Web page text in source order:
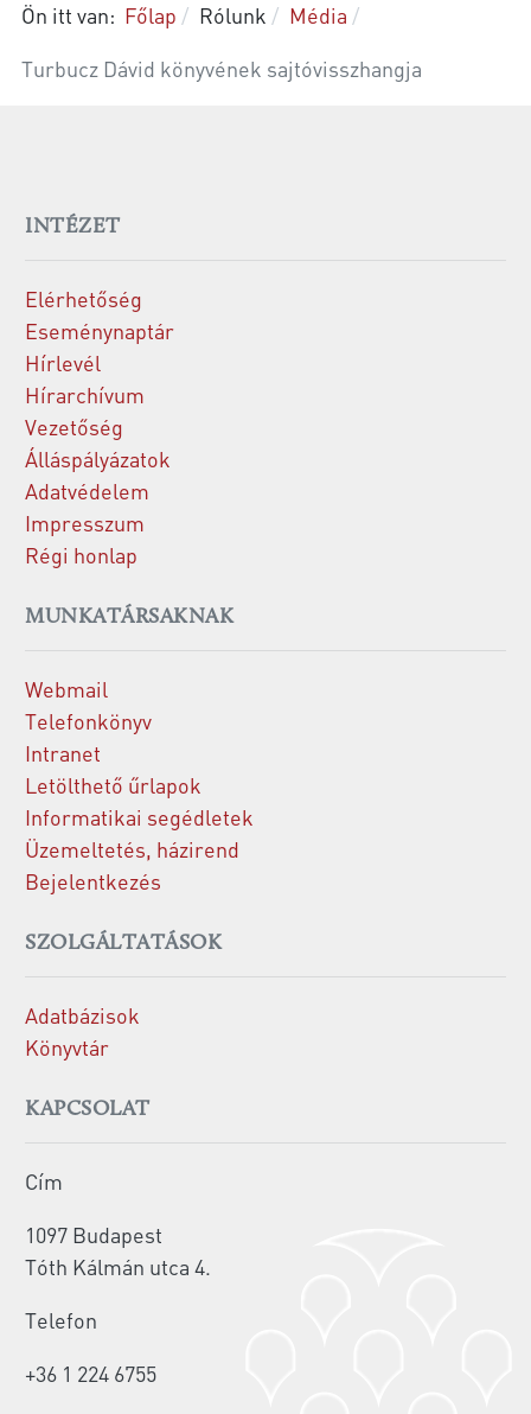
Ön itt van: Főlap Rólunk
Média
Turbucz Dávid könyvének sajtóvisszhangja
INTÉZET
Elérhetőség
Eseménynaptár
Hírlevél
Hírarchívum
Vezetőség
Álláspályázatok
Adatvédelem
Impresszum
Régi honlap
MUNKATÁRSAKNAK
Webmail
Telefonkönyv
Intranet
Letölthető űrlapok
Informatikai segédletek
Üzemeltetés, házirend
Bejelentkezés
SZOLGÁLTATÁSOK
Adatbázisok
Könyvtár
KAPCSOLAT
Cím
1097 Budapest
Tóth Kálmán utca 4.
Telefon
+36 1 224 6755